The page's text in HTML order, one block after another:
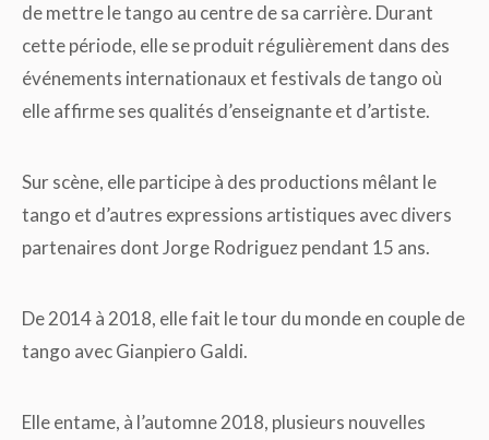
de mettre le tango au centre de sa carrière. Durant
cette période, elle se produit régulièrement dans des
événements internationaux et festivals de tango où
elle affirme ses qualités d’enseignante et d’artiste.
Sur scène, elle participe à des productions mêlant le
tango et d’autres expressions artistiques avec divers
partenaires dont Jorge Rodriguez pendant 15 ans.
De 2014 à 2018, elle fait le tour du monde en couple de
tango avec Gianpiero Galdi.
Elle entame, à l’automne 2018, plusieurs nouvelles